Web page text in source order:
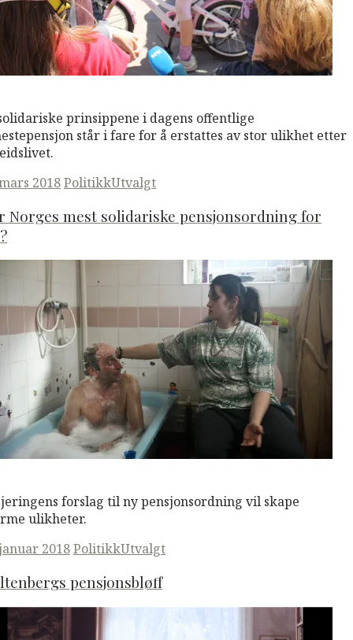
prinsippene i dagens offentlige
står i fare for å erstattes av stor ulikhet etter
2018PolitikkUtvalgt
Norges mest solidariske pensjonsordning for
forslag til ny pensjonsordning vil skape
ulikheter.
2018PolitikkUtvalgt
pensjonsbløff